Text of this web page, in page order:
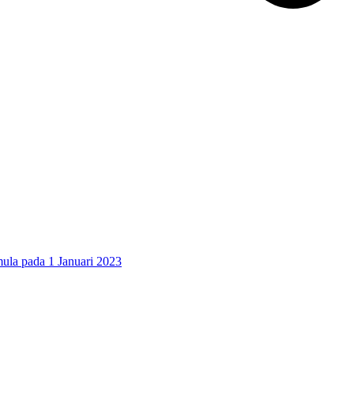
pada 1 Januari 2023